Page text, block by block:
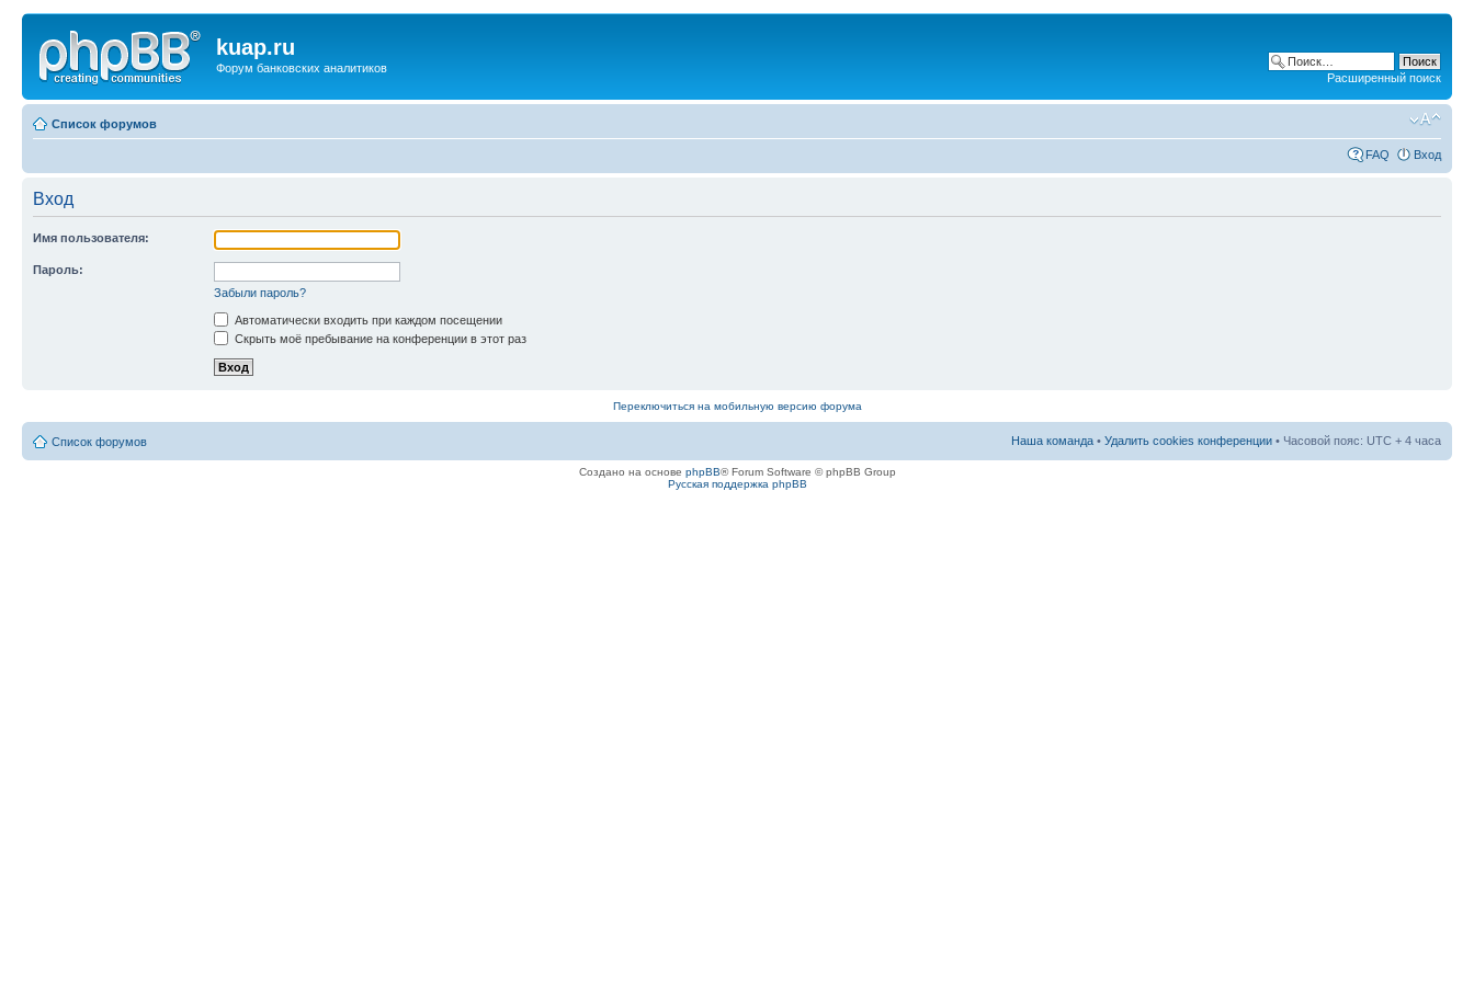
kuap.ru
Форум банковских аналитиков
Расширенный поиск
Список форумов
FAQ Вход
Вход
Имя пользователя:
Пароль:
Забыли пароль?
Автоматически входить при каждом посещении
Скрыть моё пребывание на конференции в этот раз
Переключиться на мобильную версию форума
Список форумов Наша команда • Удалить cookies конференции • Часовой пояс: UTC + 4 часа
Создано на основе phpBB® Forum Software © phpBB Group
Русская поддержка phpBB